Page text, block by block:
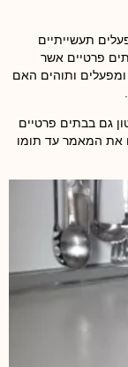
תעשייתיים
פרטיים אשר
ותוהים האם
גם בבתים פרטיים
את המאמר עד תומו